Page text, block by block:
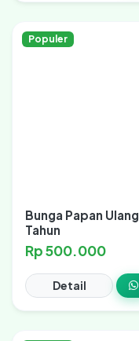
Populer
Bunga Papan Ulang
Tahun
Rp 500.000
Detail